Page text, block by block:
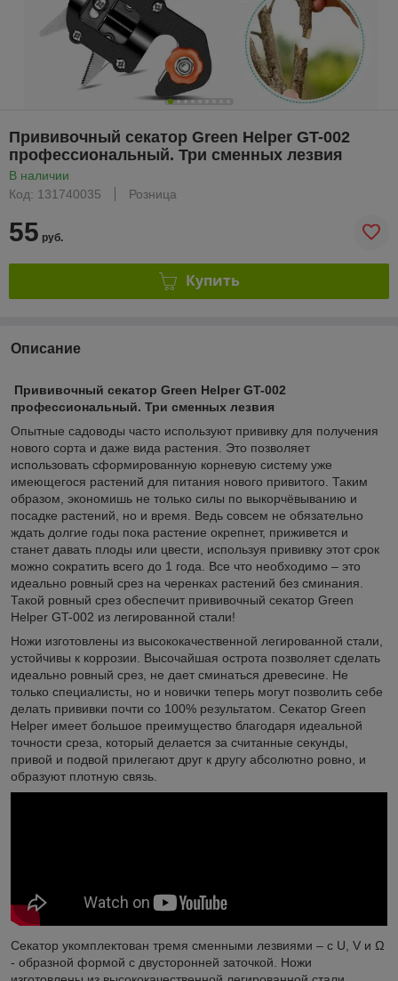
Прививочный секатор Green Helper GT-002
профессиональный. Три сменных лезвия
В наличии
Код: 131740035
Розница
55 руб.
Купить
Описание
Прививочный секатор Green Helper GT-002
профессиональный. Три сменных лезвия
Опытные садоводы часто используют прививку для получения
нового сорта и даже вида растения. Это позволяет
использовать сформированную корневую систему уже
имеющегося растений для питания нового привитого. Таким
образом, экономишь не только силы по выкорчёвыванию и
посадке растений, но и время. Ведь совсем не обязательно
ждать долгие годы пока растение окрепнет, приживется и
станет давать плоды или цвести, используя прививку этот срок
можно сократить всего до 1 года. Все что необходимо – это
идеально ровный срез на черенках растений без сминания.
Такой ровный срез обеспечит прививочный секатор Green
Helper GT-002 из легированной стали!
Ножи изготовлены из высококачественной легированной стали,
устойчивы к коррозии. Высочайшая острота позволяет сделать
идеально ровный срез, не дает сминаться древесине. Не
только специалисты, но и новички теперь могут позволить себе
делать прививки почти со 100% результатом. Секатор Green
Helper имеет большое преимущество благодаря идеальной
точности среза, который делается за считанные секунды,
привой и подвой прилегают друг к другу абсолютно ровно, и
образуют плотную связь.
Секатор укомплектован тремя сменными лезвиями – с U, V и Ω
- образной формой с двусторонней заточкой. Ножи